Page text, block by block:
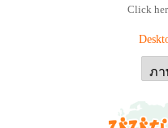
Click